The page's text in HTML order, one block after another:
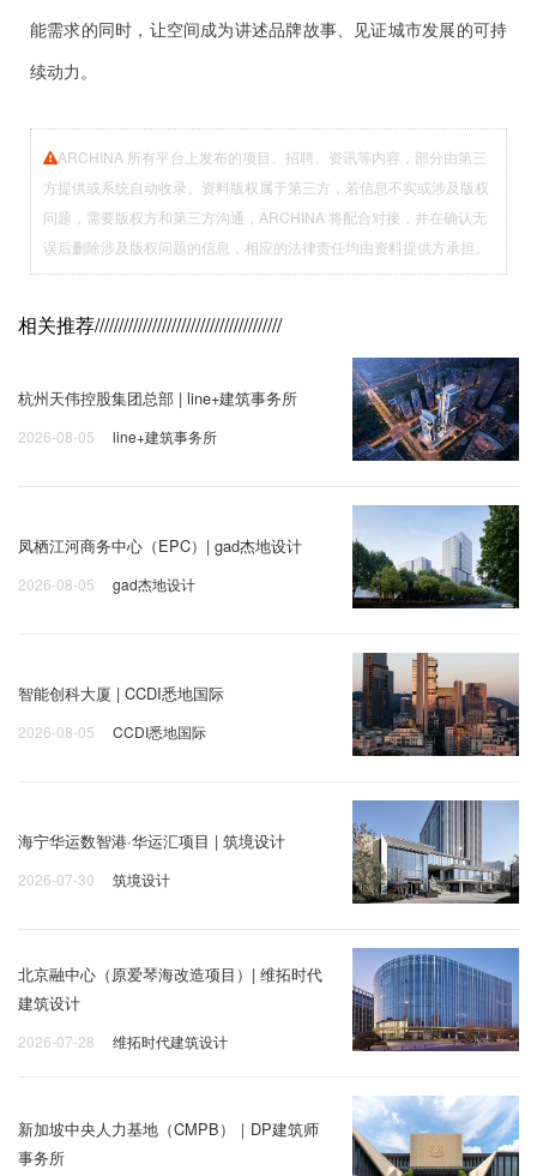
能需求的同时，让空间成为讲述品牌故事、见证城市发展的可持
续动力。
ARCHINA 所有平台上发布的项目、招聘、资讯等内容，部分由第三
方提供或系统自动收录。资料版权属于第三方，若信息不实或涉及版权
问题，需要版权方和第三方沟通，ARCHINA 将配合对接，并在确认无
误后删除涉及版权问题的信息，相应的法律责任均由资料提供方承担。
相关推荐///////////////////////////////////////
杭州天伟控股集团总部 | line+建筑事务所
2026-08-05 line+建筑事务所
凤栖江河商务中心（EPC）| gad杰地设计
2026-08-05 gad杰地设计
智能创科大厦 | CCDI悉地国际
2026-08-05 CCDI悉地国际
海宁华运数智港·华运汇项目 | 筑境设计
2026-07-30 筑境设计
北京融中心（原爱琴海改造项目）| 维拓时代
建筑设计
2026-07-28 维拓时代建筑设计
新加坡中央人力基地（CMPB）｜DP建筑师
事务所